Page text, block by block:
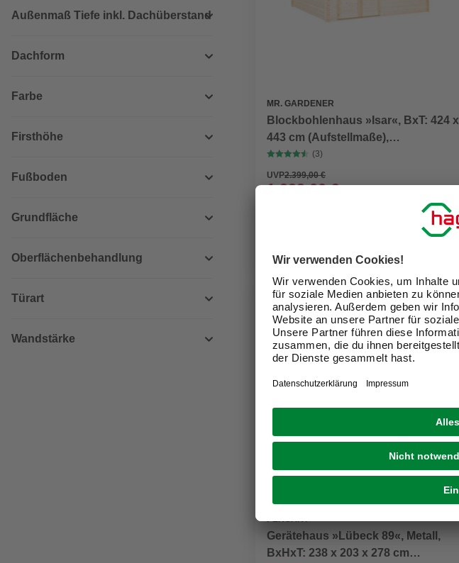
Außenmaß Tiefe inkl. Dachüberstand
Dachform
Farbe
Firsthöhe
Fußboden
Grundfläche
Oberflächenbehandlung
Türart
Wandstärke
MR. GARDENER
Blockbohlenhaus »Isar«, BxT: 424 x
443 cm (Aufstellmaße),
Satteldach,Wandstärke 28mm
(3)
UVP2.399,00 €
1.999,00 €
Weitere Ausführungen
PERGART
Gerätehaus »Lübeck 89«, Metall,
BxHxT: 238 x 203 x 278 cm